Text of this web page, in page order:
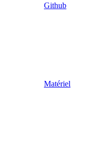
Github
Matériel